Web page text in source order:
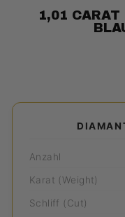
1,01 CARAT
Anzahl
Karat (Weight)
Schliff (Cut)